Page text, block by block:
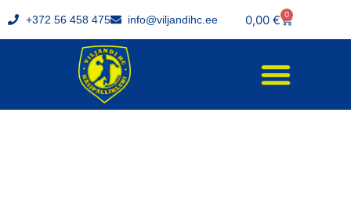
+372 56 458 475 info@viljandihc.ee 0,00 € 0